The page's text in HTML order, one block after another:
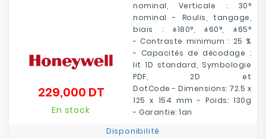
nominal, Verticale : 30°
nominal - Roulis, tangage,
biais : ±180°, ±60°, ±65°
- Contraste minimum : 25 %
- Capacités de décodage :
lit 1D standard, Symbologie
PDF, 2D et
DotCode - Dimensions: 72.5 x
125 x 154 mm - Poids: 130g
- Garantie: 1an
229,000 DTPrix
En stock
Disponibilité